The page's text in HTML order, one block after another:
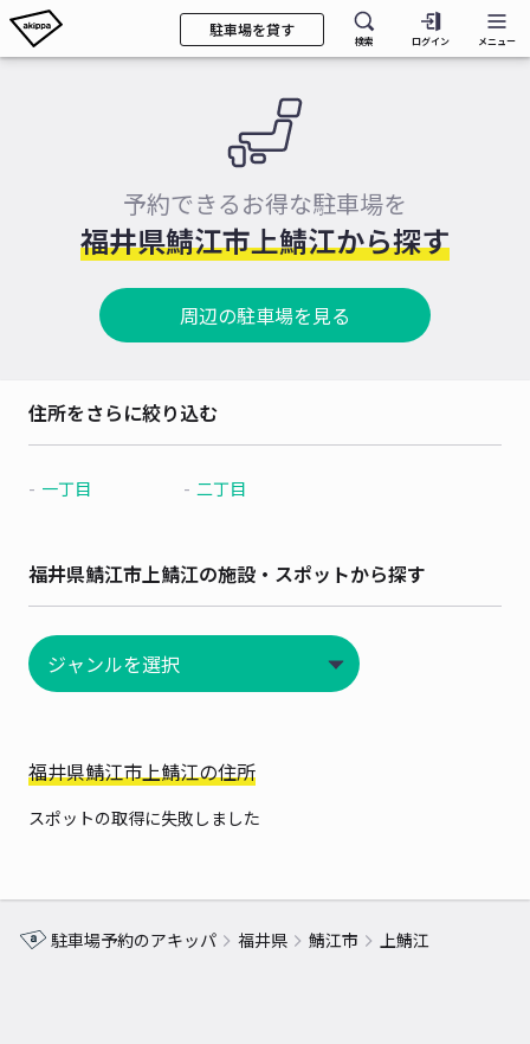
駐車場を貸す
検索 ログイン メニュー
予約できるお得な駐車場を
福井県鯖江市上鯖江から探す
周辺の駐車場を見る
住所をさらに絞り込む
一丁目 二丁目
福井県鯖江市上鯖江の施設・スポットから探す
福井県鯖江市上鯖江の住所
スポットの取得に失敗しました
駐車場予約のアキッパ 福井県 鯖江市 上鯖江